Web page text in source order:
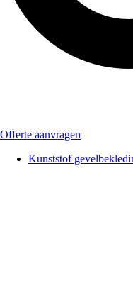
Offerte aanvragen
Kunststof